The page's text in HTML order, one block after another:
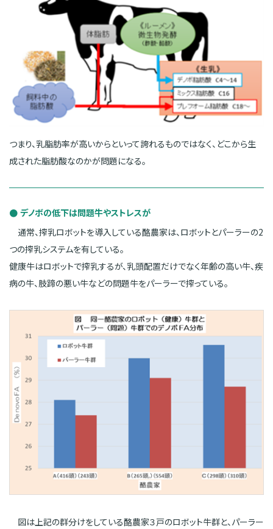
つまり、乳脂肪率が高いからといって誇れるものではなく、どこから生
成された脂肪酸なのかが問題になる。
デノボの低下は問題牛やストレスが
通常、搾乳ロボットを導入している酪農家は、ロボットとパーラーの2
つの搾乳システムを有している。
健康牛はロボットで搾乳するが、乳頭配置だけでなく年齢の高い牛、疾
病の牛、肢蹄の悪い牛などの問題牛をパーラーで搾っている。
図は上記の群分けをしている酪農家３戸のロボット牛群と、パーラー